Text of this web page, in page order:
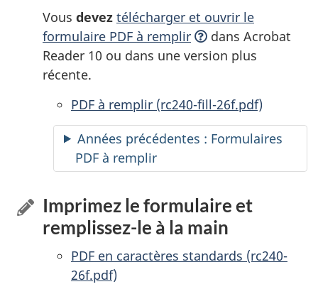
Vous devez télécharger et ouvrir le
formulaire PDF à remplir
dans Acrobat
Reader 10 ou dans une version plus
récente.
PDF à remplir accessibles
(rc240-fill-26f.pdf)
Années précédentes : Formulaires
PDF à rempliraccessibles
Imprimez le formulaire et
remplissez-le à la main
PDF en caractères standards (rc240-
26f.pdf)